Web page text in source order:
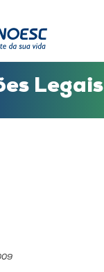
Legais